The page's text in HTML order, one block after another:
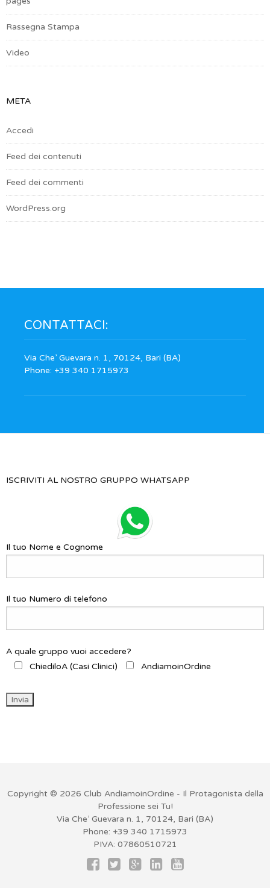
Rassegna Stampa
Video
META
Accedi
Feed dei contenuti
Feed dei commenti
WordPress.org
CONTATTACI:
Via Che’ Guevara n. 1, 70124, Bari (BA)
Phone: +39 340 1715973
ISCRIVITI AL NOSTRO GRUPPO WHATSAPP
Il tuo Nome e Cognome
Il tuo Numero di telefono
A quale gruppo vuoi accedere?
ChiediloA (Casi Clinici)
AndiamoinOrdine
Copyright © 2026 Club AndiamoinOrdine - Il Protagonista della
Professione sei Tu!
Via Che’ Guevara n. 1, 70124, Bari (BA)
Phone: +39 340 1715973
PIVA: 07860510721